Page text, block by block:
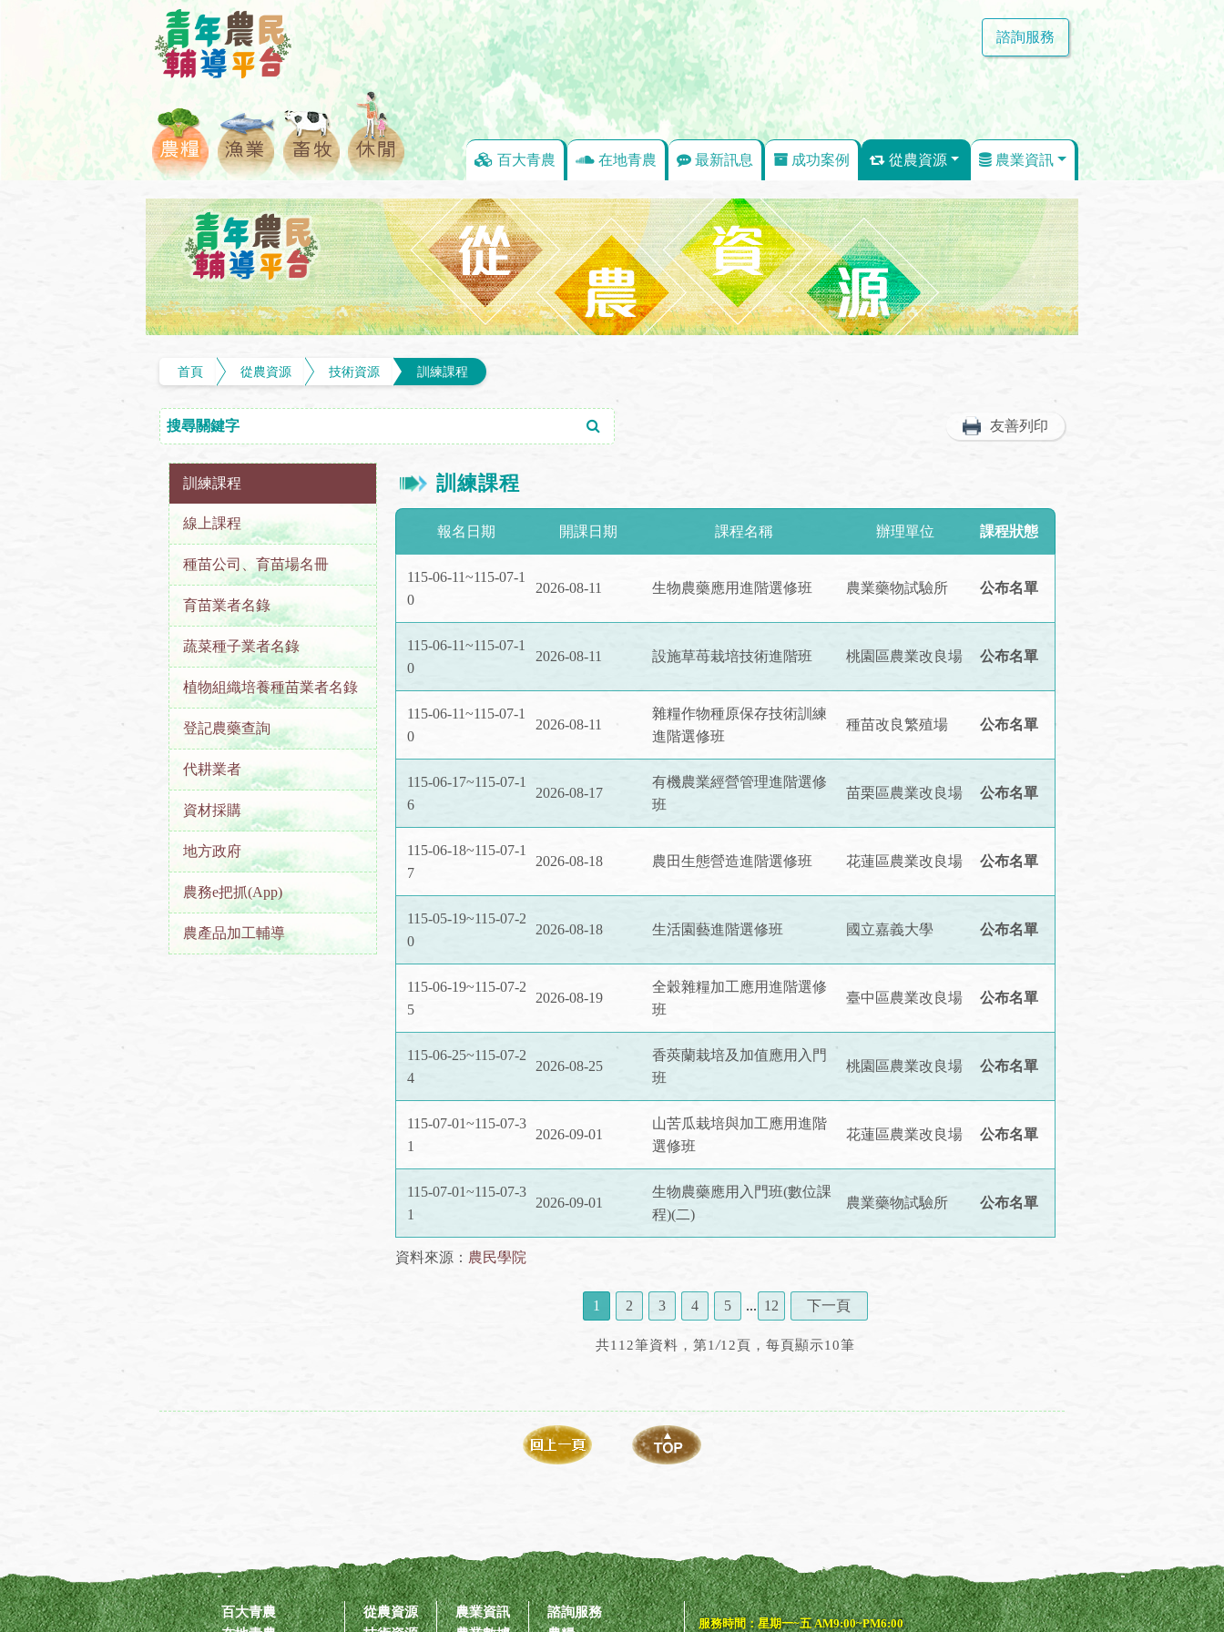
百大青農 在地青農 最新訊息 成功案例 從農資源 農業資訊
諮詢服務
首頁 從農資源 技術資源 訓練課程
友善列印
訓練課程
線上課程
種苗公司、育苗場名冊
育苗業者名錄
蔬菜種子業者名錄
植物組織培養種苗業者名錄
登記農藥查詢
代耕業者
資材採購
地方政府
農務e把抓(App)
農產品加工輔導
訓練課程
報名日期 開課日期 課程名稱 辦理單位 課程狀態
115-06-11~115-07-1
0
2026-08-11 生物農藥應用進階選修班 農業藥物試驗所 公布名單
115-06-11~115-07-1
0
2026-08-11 設施草苺栽培技術進階班 桃園區農業改良場 公布名單
115-06-11~115-07-1
0
2026-08-11
雜糧作物種原保存技術訓練
進階選修班
種苗改良繁殖場 公布名單
115-06-17~115-07-1
6
2026-08-17
有機農業經營管理進階選修
班
苗栗區農業改良場 公布名單
115-06-18~115-07-1
7
2026-08-18 農田生態營造進階選修班 花蓮區農業改良場 公布名單
115-05-19~115-07-2
0
2026-08-18 生活園藝進階選修班 國立嘉義大學 公布名單
115-06-19~115-07-2
5
2026-08-19
全穀雜糧加工應用進階選修
班
臺中區農業改良場 公布名單
115-06-25~115-07-2
4
2026-08-25
香莢蘭栽培及加值應用入門
班
桃園區農業改良場 公布名單
115-07-01~115-07-3
1
2026-09-01
山苦瓜栽培與加工應用進階
選修班
花蓮區農業改良場 公布名單
115-07-01~115-07-3
1
2026-09-01
生物農藥應用入門班(數位課
程)(二)
農業藥物試驗所 公布名單
資料來源： 農民學院
1 2 3 4 5 ... 12 下一頁
共112筆資料，第1 /12頁，每頁顯示10筆
百大青農
從農資源
農業資訊
諮詢服務
服務時間：星期一~五 AM9:00~PM6:00